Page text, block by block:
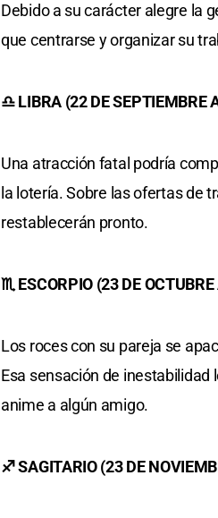
Debido a su carácter alegre la
que centrarse y organizar su
♎ LIBRA (22 DE SEPTIEMBRE
Una atracción fatal podría
la lotería. Sobre las ofertas de
restablecerán pronto.
♏ ESCORPIO (23 DE
Los roces con su pareja se
Esa sensación de inestabilidad
anime a algún amigo.
♐ SAGITARIO (23 DE